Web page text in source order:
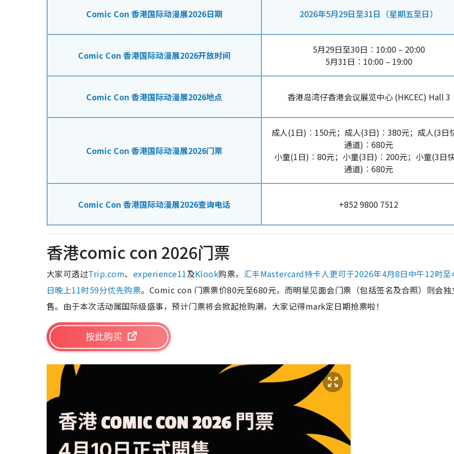
Comic Con 香港国际动漫展2026日期 2026年5月29日至31日（星期五至日）
Comic Con 香港国际动漫展2026开放时间
5月29日至30日︰10:00 – 20:00
5月31日︰10:00 – 19:00
Comic Con 香港国际动漫展2026地点 香港岛湾仔香港会议展览中心 (HKCEC) Hall 3
Comic Con 香港国际动漫展2026门票
成人(1日)︰150元；成人(3日)︰380元；成人(3日
通道)︰680元
小童(1日)︰80元；小童(3日)︰200元；小童(3日
通道)︰680元
Comic Con 香港国际动漫展2026查询电话 +852 9800 7512
香港comic con 2026门票
大家可透过Trip.com、 experience11及Klook购票， 汇丰Mastercard持卡人更可于2026年4月8日中午12时至
日晚上11时59分优先购票。Comic con 门票票价80元至680元，而明星见面会门票（包括签名及合照）则会独
售。由于本次活动属国际级盛事，预计门票将会掀起抢购潮，大家记得mark定日期抢票啦！
按此购买